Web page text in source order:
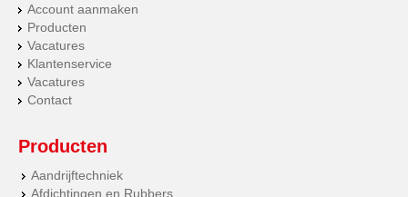
Account aanmaken
Producten
Vacatures
Klantenservice
Vacatures
Contact
Producten
Aandrijftechniek
Afdichtingen en Rubbers